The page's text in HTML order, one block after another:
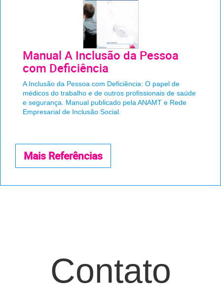
Manual A Inclusão da Pessoa
com Deficiência
A Inclusão da Pessoa com Deficiência: O papel de
médicos do trabalho e de outros profissionais de saúde
e segurança. Manual publicado pela ANAMT e Rede
Empresarial de Inclusão Social.
Mais Referências
Contato